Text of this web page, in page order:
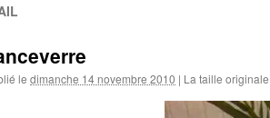
le dimanche 14 novembre 2010 | La taille